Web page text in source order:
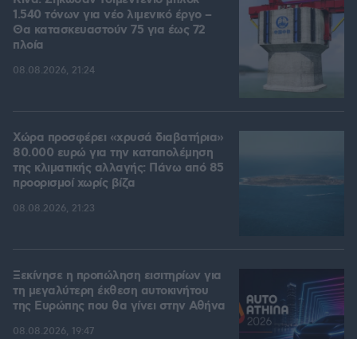
1.540 τόνων για νέο λιμενικό έργο –
Θα κατασκευαστούν 75 για έως 72
πλοία
08.08.2026, 21:24
Χώρα προσφέρει «χρυσά διαβατήρια»
80.000 ευρώ για την καταπολέμηση
της κλιματικής αλλαγής: Πάνω από 85
προορισμοί χωρίς βίζα
08.08.2026, 21:23
Ξεκίνησε η προπώληση εισιτηρίων για
τη μεγαλύτερη έκθεση αυτοκινήτου
της Ευρώπης που θα γίνει στην Αθήνα
08.08.2026, 19:47